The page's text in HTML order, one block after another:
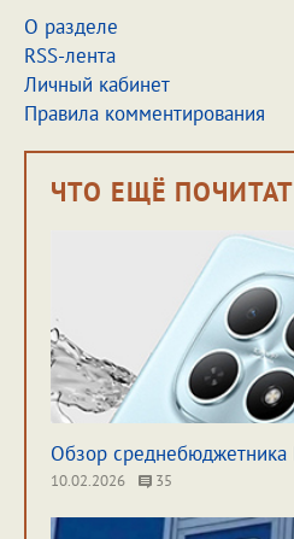
О разделе
RSS-лента
Личный кабинет
Правила комментирования
ЧТО ЕЩЁ
Обзор среднебюджетника
10.02.2026 35